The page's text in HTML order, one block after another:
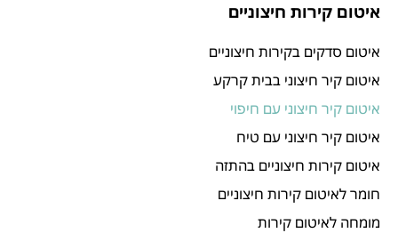
איטום קירות חיצוניים
איטום סדקים בקירות חיצוניים
איטום קיר חיצוני בבית קרקע
איטום קיר חיצוני עם חיפוי
איטום קיר חיצוני עם טיח
איטום קירות חיצוניים בהתזה
חומר לאיטום קירות חיצוניים
מומחה לאיטום קירות